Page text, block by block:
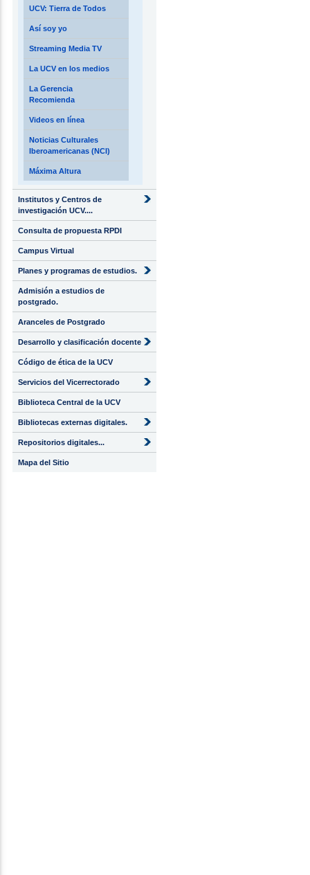
UCV: Tierra de Todos
Así soy yo
Streaming Media TV
La UCV en los medios
La Gerencia
Recomienda
Videos en línea
Noticias Culturales
Iberoamericanas (NCI)
Máxima Altura
Institutos y Centros de
investigación UCV....
Consulta de propuesta RPDI
Campus Virtual
Planes y programas de estudios.
Admisión a estudios de
postgrado.
Aranceles de Postgrado
Desarrollo y clasificación docente
Código de ética de la UCV
Servicios del Vicerrectorado
Biblioteca Central de la UCV
Bibliotecas externas digitales.
Repositorios digitales...
Mapa del Sitio